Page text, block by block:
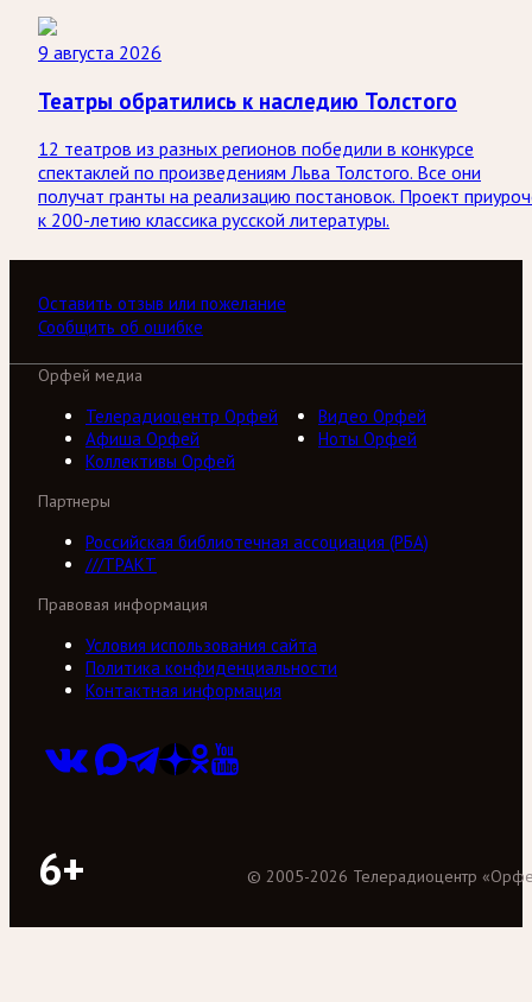
9 августа 2026
Театры обратились к наследию Толстого
12 театров из разных регионов победили в конкурсе
спектаклей по произведениям Льва Толстого. Все они
получат гранты на реализацию постановок. Проект
к 200-летию классика русской литературы.
Оставить отзыв или пожелание
Сообщить об ошибке
Орфей медиа
Телерадиоцентр Орфей
Видео Орфей
Афиша Орфей
Ноты Орфей
Коллективы Орфей
Партнеры
Российская библиотечная ассоциация (РБА)
///ТРАКТ
Правовая информация
Условия использования сайта
Политика конфиденциальности
Контактная информация
6+ © 2005-2026 Телерадиоцентр